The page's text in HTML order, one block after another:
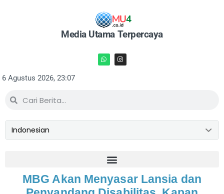
Media Utama Terpercaya
6 Agustus 2026, 23:07
MBG Akan Menyasar Lansia dan